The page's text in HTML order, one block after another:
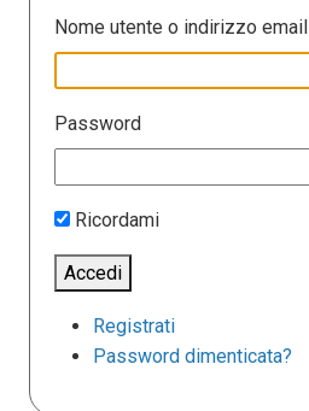
Nome utente o indirizzo email
Password
Ricordami
Accedi
Registrati
Password dimenticata?